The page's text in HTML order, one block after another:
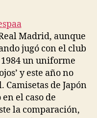
Madrid, aunque
jugó con el club
un uniforme
y este año no
de Japón
el caso de
la comparación,